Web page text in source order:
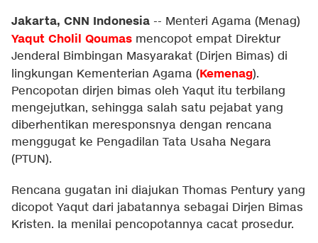
Jakarta, CNN Indonesia -- Menteri Agama (Menag)
Yaqut Cholil Qoumas mencopot empat Direktur
Jenderal Bimbingan Masyarakat (Dirjen Bimas) di
lingkungan Kementerian Agama (Kemenag).
Pencopotan dirjen bimas oleh Yaqut itu terbilang
mengejutkan, sehingga salah satu pejabat yang
diberhentikan meresponsnya dengan rencana
menggugat ke Pengadilan Tata Usaha Negara
(PTUN).
Rencana gugatan ini diajukan Thomas Pentury yang
dicopot Yaqut dari jabatannya sebagai Dirjen Bimas
Kristen. Ia menilai pencopotannya cacat prosedur.